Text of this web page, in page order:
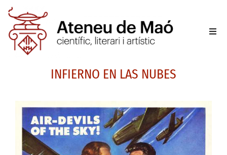
INFIERNO EN LAS NUBES